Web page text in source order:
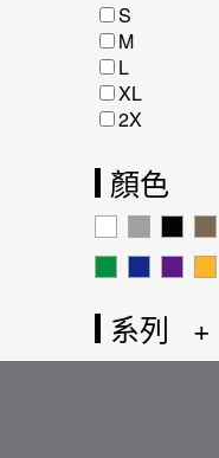
S
M
L
XL
2X
顏色
系列